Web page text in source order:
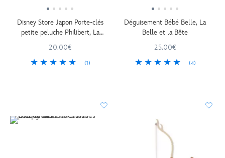
Disney Store Japon Porte-clés
petite peluche Philibert, La
20.00€
(1)
Déguisement Bébé Belle, La
Belle et la Bête
25.00€
(4)